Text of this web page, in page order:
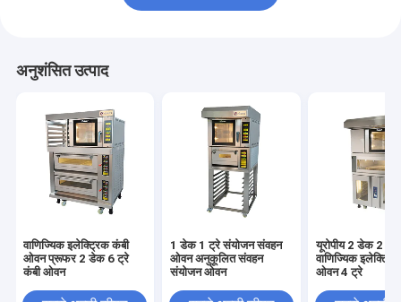
अनुशंसित उत्पाद
वाणिज्यिक इलेक्ट्रिक कंबी
ओवन प्रूफर 2 डेक 6 ट्रे
कंबी ओवन
1 डेक 1 ट्रे संयोजन संवहन
ओवन अनुकूलित संवहन
संयोजन ओवन
यूरोपीय 2 डेक 2
वाणिज्यिक
ओवन 4 ट्रे